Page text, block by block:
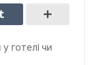
готелі чи